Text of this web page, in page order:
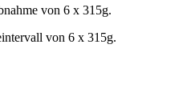
von 6 x 315g.
von 6 x 315g.